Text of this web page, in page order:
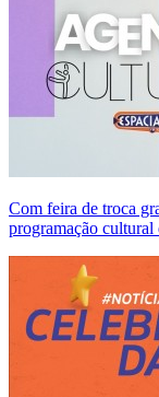
Com feira de troca
programação cultural